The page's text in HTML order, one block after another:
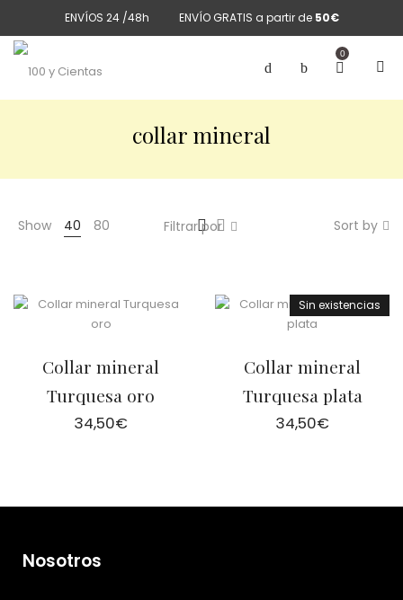
ENVÍOS 24 /48h ENVÍO GRATIS a partir de 50€
0
collar mineral
Show 40 80 Sort by
Filtrar por
Collar mineral
Turquesa oro
34,50€
Sin existencias
Collar mineral
Turquesa plata
34,50€
Nosotros